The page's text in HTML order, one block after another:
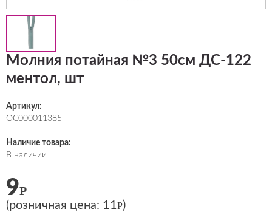
Молния потайная №3 50см ДС-122
ментол, шт
Артикул:
ОС000011385
Наличие товара:
В наличии
9Р
(розничная цена: 11Р)